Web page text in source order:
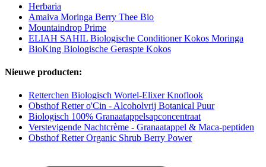
Herbaria
Amaiva Moringa Berry Thee Bio
Mountaindrop Prime
ELIAH SAHIL Biologische Conditioner Kokos Moringa
BioKing Biologische Geraspte Kokos
Nieuwe producten:
Retterchen Biologisch Wortel-Elixer Knoflook
Obsthof Retter o'Cin - Alcoholvrij Botanical Puur
Biologisch 100% Granaatappelsapconcentraat
Verstevigende Nachtcrème - Granaatappel & Maca-peptiden
Obsthof Retter Organic Shrub Berry Power